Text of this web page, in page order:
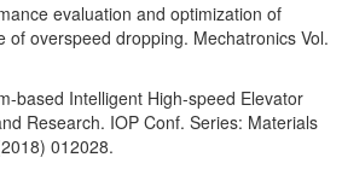
evaluation and optimization of
of overspeed dropping. Mechatronics Vol.
based Intelligent High-speed Elevator
Research. IOP Conf. Series: Materials
012028.